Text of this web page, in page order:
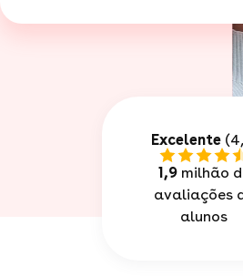
Excelente
1,9milhão
avaliações
alunos